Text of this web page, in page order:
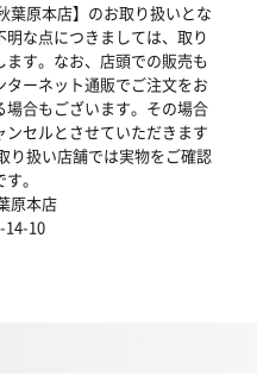
葉原本店】のお取り扱いとな
な点につきましては、取り
す。なお、店頭での販売も
ーネット通販でご注文をお
合もございます。その場合
セルとさせていただきます
り扱い店舗では実物をご確認
。
原本店
14-10